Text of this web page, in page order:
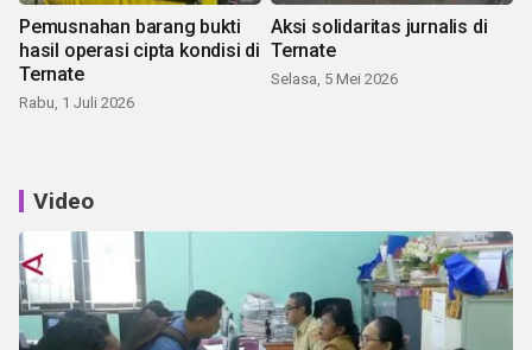
Pemusnahan barang bukti
hasil operasi cipta kondisi di
Ternate
Rabu, 1 Juli 2026
Aksi solidaritas jurnalis di
Ternate
Selasa, 5 Mei 2026
Video